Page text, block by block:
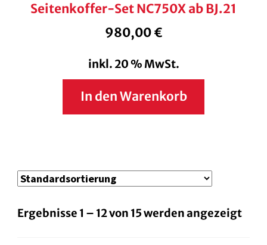
Seitenkoffer-Set NC750X ab BJ.21
980,00€
inkl. 20 % MwSt.
In den Warenkorb
Ergebnisse 1 – 12 von 15 werden angezeigt